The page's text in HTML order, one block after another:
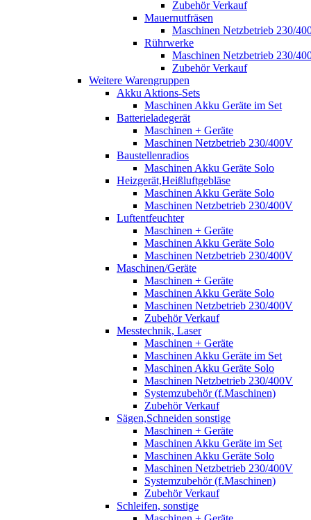
Zubehör Verkauf
Mauernutfräsen
Maschinen Netzbetrieb 230/
Rührwerke
Maschinen Netzbetrieb 230/
Zubehör Verkauf
Weitere Warengruppen
Akku Aktions-Sets
Maschinen Akku Geräte im Set
Batterieladegerät
Maschinen + Geräte
Maschinen Netzbetrieb 230/400V
Baustellenradios
Maschinen Akku Geräte Solo
Heizgerät,Heißluftgebläse
Maschinen Akku Geräte Solo
Maschinen Netzbetrieb 230/400V
Luftentfeuchter
Maschinen + Geräte
Maschinen Akku Geräte Solo
Maschinen Netzbetrieb 230/400V
Maschinen/Geräte
Maschinen + Geräte
Maschinen Akku Geräte Solo
Maschinen Netzbetrieb 230/400V
Zubehör Verkauf
Messtechnik, Laser
Maschinen + Geräte
Maschinen Akku Geräte im Set
Maschinen Akku Geräte Solo
Maschinen Netzbetrieb 230/400V
Systemzubehör (f.Maschinen)
Zubehör Verkauf
Sägen,Schneiden sonstige
Maschinen + Geräte
Maschinen Akku Geräte im Set
Maschinen Akku Geräte Solo
Maschinen Netzbetrieb 230/400V
Systemzubehör (f.Maschinen)
Zubehör Verkauf
Schleifen, sonstige